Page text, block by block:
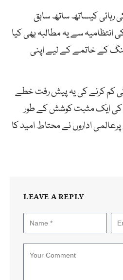
کیساتھ ساتھ سابق
انتظامیہ سے یہ مطالبہ بھی کیا
کے خاتمے کے لیے اپنی
کم کرنے کی یہ پیش رفت خطے
کی ایک مثبت کوشش کے طور
اداروں نے محتاط امید کا
LEAVE A REPLY